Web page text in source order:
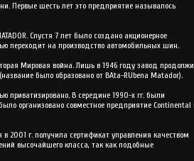
Первые шесть лет это предприятие называлось
Спустя 7 лет было создано акционерное
переходит на производство автомобильных шин.
Мировая война. Лишь в 1946 году завод
было образовано от BAta-RUbena Matador).
приватизировано. В середине 1990-х гг. были
организовано совместное предприятие Continental
г. получила сертификат управления качеством
высочайшего класса, так как подобные